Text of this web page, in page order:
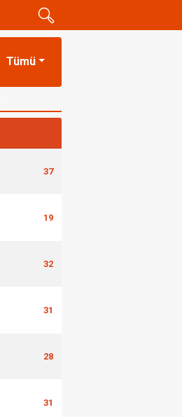
Tümü
37
19
32
31
28
31